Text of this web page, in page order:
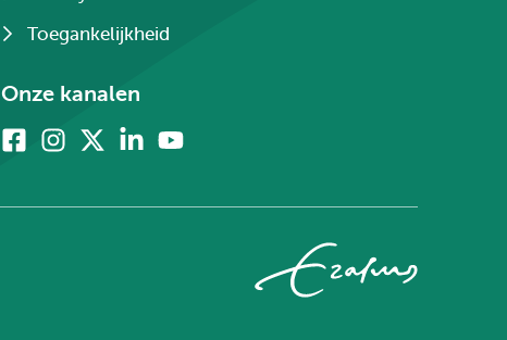
Toegankelijkheid
Onze kanalen
FacebookInstagram LinkedinYoutube